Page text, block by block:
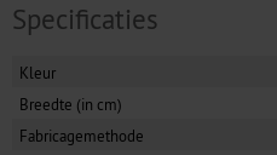
Specificaties
Kleur
Breedte (in cm)
Fabricagemethode